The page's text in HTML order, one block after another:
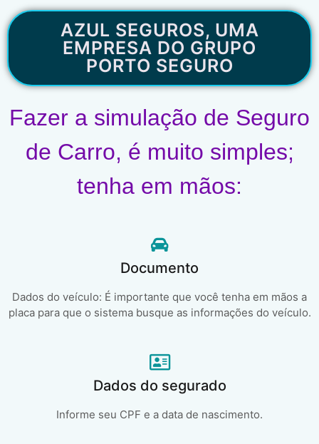
AZUL SEGUROS, UMA
EMPRESA DO GRUPO
PORTO SEGURO
Fazer a simulação de Seguro
de Carro, é muito simples;
tenha em mãos:
Documento
Dados do veículo: É importante que você tenha em mãos a
placa para que o sistema busque as informações do veículo.
Dados do segurado
Informe seu CPF e a data de nascimento.